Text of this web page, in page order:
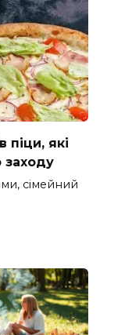
піци, які
заходу
сімейний